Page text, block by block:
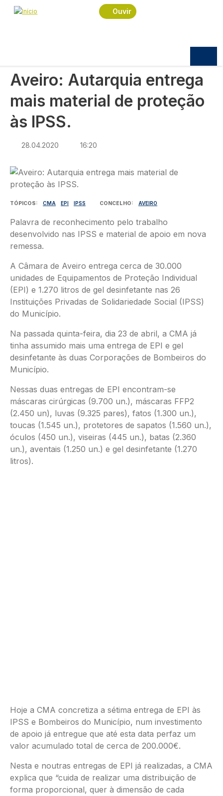
Passar para o conteúdo principal
Ouvir
Navegação estrutural
Início
Política
Aveiro: Autarquia entrega mais material de
Aveiro: Autarquia entrega
mais material de proteção
às IPSS.
28.04.2020 16:20
Imagem
TÓPICOS CMA EPI IPSS CONCELHO AVEIRO
Palavra de reconhecimento pelo trabalho
desenvolvido nas IPSS e material de apoio em nova
remessa.
A Câmara de Aveiro entrega cerca de 30.000
unidades de Equipamentos de Proteção Individual
(EPI) e 1.270 litros de gel desinfetante nas 26
Instituições Privadas de Solidariedade Social (IPSS)
do Município.
Na passada quinta-feira, dia 23 de abril, a CMA já
tinha assumido mais uma entrega de EPI e gel
desinfetante às duas Corporações de Bombeiros do
Município.
Nessas duas entregas de EPI encontram-se
máscaras cirúrgicas (9.700 un.), máscaras FFP2
(2.450 un), luvas (9.325 pares), fatos (1.300 un.),
toucas (1.545 un.), protetores de sapatos (1.560 un.),
óculos (450 un.), viseiras (445 un.), batas (2.360
un.), aventais (1.250 un.) e gel desinfetante (1.270
litros).
Hoje a CMA concretiza a sétima entrega de EPI às
IPSS e Bombeiros do Município, num investimento
de apoio já entregue que até esta data perfaz um
valor acumulado total de cerca de 200.000€.
Nesta e noutras entregas de EPI já realizadas, a CMA
explica que “cuida de realizar uma distribuição de
forma proporcional, quer à dimensão de cada